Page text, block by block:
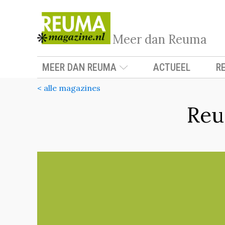
Meer dan Reuma
MEER DAN REUMA ACTUEEL
< alle magazines